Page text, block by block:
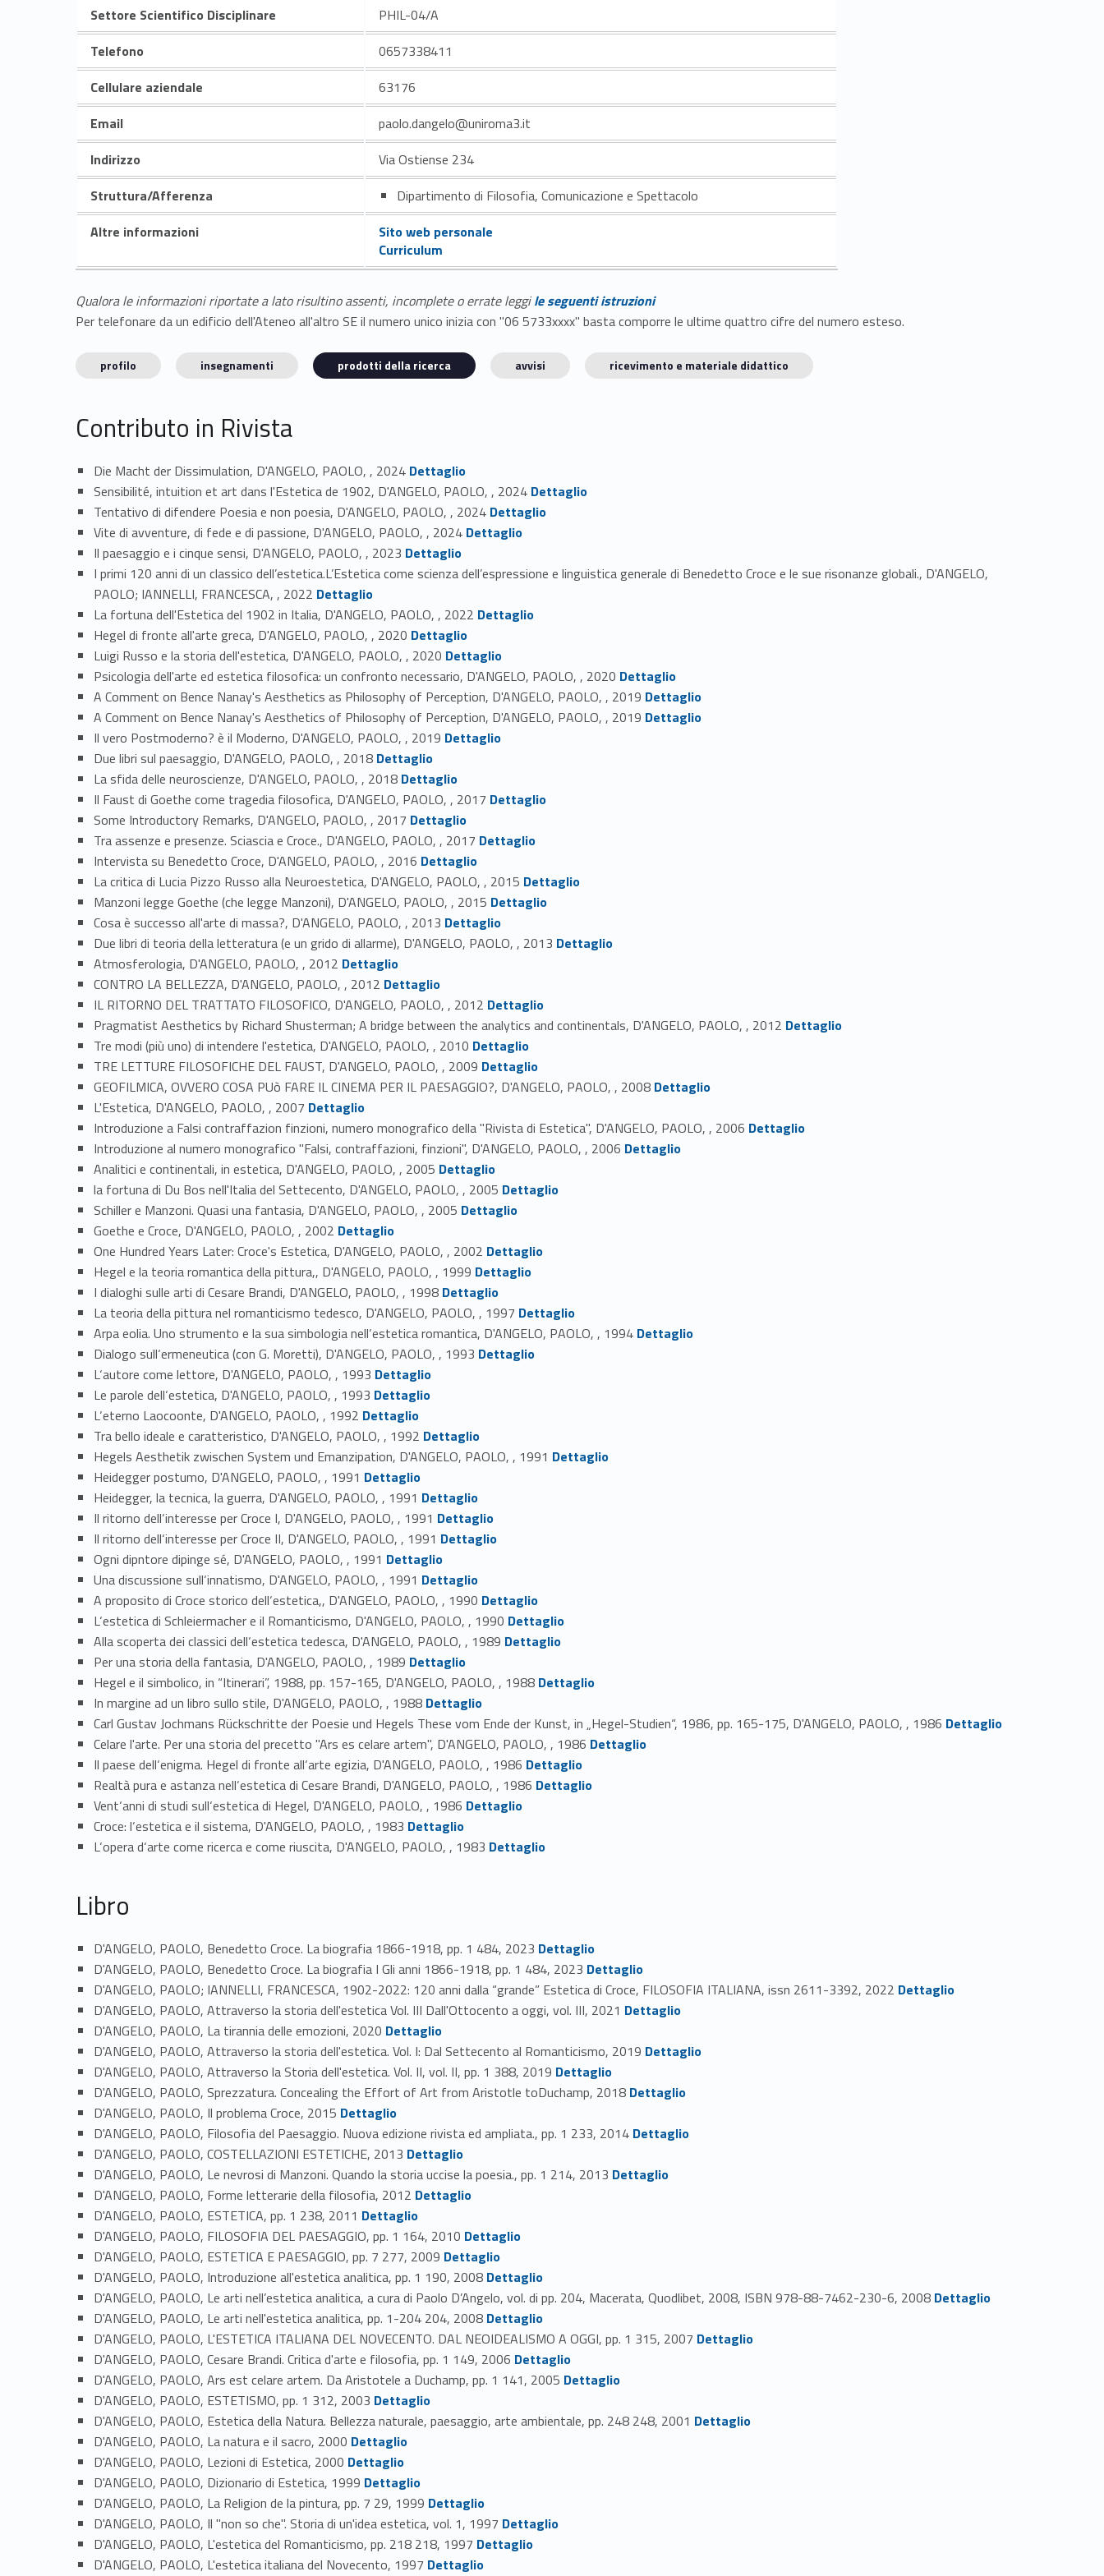
Settore Scientifico Disciplinare
PHIL-04/A
Telefono
0657338411
Cellulare aziendale
63176
Email
paolo.dangelo@uniroma3.it
Indirizzo
Via Ostiense 234
Struttura/Afferenza
Dipartimento di Filosofia, Comunicazione e Spettacolo
Altre informazioni
Sito web personale
Curriculum
Qualora le informazioni riportate a lato risultino assenti, incomplete o errate leggile seguenti istruzioni
Per telefonare da un edificio dell'Ateneo all'altro SE il numero unico inizia con "06 5733xxxx" basta comporre le ultime quattro cifre del numero esteso.
profilo insegnamenti prodotti della ricerca avvisi ricevimento e materiale didattico
Contributo in Rivista
Die Macht der Dissimulation, D'ANGELO, PAOLO, , 2024 Link identifier #identifier_person_149973-1
Dettaglio
Sensibilité, intuition et art dans l'Estetica de 1902, D'ANGELO, PAOLO, , 2024 Link identifier #identifier_person_10212-2
Dettaglio
Tentativo di difendere Poesia e non poesia, D'ANGELO, PAOLO, , 2024 Link identifier #identifier_person_98124-3
Dettaglio
Vite di avventure, di fede e di passione, D'ANGELO, PAOLO, , 2024 Link identifier #identifier_person_60993-4
Dettaglio
Il paesaggio e i cinque sensi, D'ANGELO, PAOLO, , 2023 Link identifier #identifier_person_113315-5
Dettaglio
I primi 120 anni di un classico dell’estetica.L’Estetica come scienza dell’espressione e linguistica generale di Benedetto Croce e le sue risonanze globali., D'ANGELO,
PAOLO; IANNELLI, FRANCESCA, , 2022 Link identifier #identifier_person_140078-6
Dettaglio
La fortuna dell'Estetica del 1902 in Italia, D'ANGELO, PAOLO, , 2022 Link identifier #identifier_person_90842-7
Dettaglio
Hegel di fronte all'arte greca, D'ANGELO, PAOLO, , 2020 Link identifier #identifier_person_77004-8
Dettaglio
Luigi Russo e la storia dell'estetica, D'ANGELO, PAOLO, , 2020 Link identifier #identifier_person_62319-9
Dettaglio
Psicologia dell'arte ed estetica filosofica: un confronto necessario, D'ANGELO, PAOLO, , 2020 Link identifier #identifier_person_134091-10
Dettaglio
A Comment on Bence Nanay's Aesthetics as Philosophy of Perception, D'ANGELO, PAOLO, , 2019 Link identifier #identifier_person_4498-11
Dettaglio
A Comment on Bence Nanay's Aesthetics of Philosophy of Perception, D'ANGELO, PAOLO, , 2019 Link identifier #identifier_person_106955-12
Dettaglio
Il vero Postmoderno? è il Moderno, D'ANGELO, PAOLO, , 2019 Link identifier #identifier_person_118829-13
Dettaglio
Due libri sul paesaggio, D'ANGELO, PAOLO, , 2018 Link identifier #identifier_person_153239-14
Dettaglio
La sfida delle neuroscienze, D'ANGELO, PAOLO, , 2018 Link identifier #identifier_person_88860-15
Dettaglio
Il Faust di Goethe come tragedia filosofica, D'ANGELO, PAOLO, , 2017 Link identifier #identifier_person_161731-16
Dettaglio
Some Introductory Remarks, D'ANGELO, PAOLO, , 2017 Link identifier #identifier_person_103016-17
Dettaglio
Tra assenze e presenze. Sciascia e Croce., D'ANGELO, PAOLO, , 2017 Link identifier #identifier_person_192160-18
Dettaglio
Intervista su Benedetto Croce, D'ANGELO, PAOLO, , 2016 Link identifier #identifier_person_23474-19
Dettaglio
La critica di Lucia Pizzo Russo alla Neuroestetica, D'ANGELO, PAOLO, , 2015 Link identifier #identifier_person_198697-20
Dettaglio
Manzoni legge Goethe (che legge Manzoni), D'ANGELO, PAOLO, , 2015 Link identifier #identifier_person_49822-21
Dettaglio
Cosa è successo all'arte di massa?, D'ANGELO, PAOLO, , 2013 Link identifier #identifier_person_28447-22
Dettaglio
Due libri di teoria della letteratura (e un grido di allarme), D'ANGELO, PAOLO, , 2013 Link identifier #identifier_person_114942-23
Dettaglio
Atmosferologia, D'ANGELO, PAOLO, , 2012 Link identifier #identifier_person_199772-24
Dettaglio
CONTRO LA BELLEZZA, D'ANGELO, PAOLO, , 2012Link identifier #identifier_person_129952-25Dettaglio
IL RITORNO DEL TRATTATO FILOSOFICO, D'ANGELO, PAOLO, , 2012 Link identifier #identifier_person_65888-26
Dettaglio
Pragmatist Aesthetics by Richard Shusterman; A bridge between the analytics and continentals, D'ANGELO, PAOLO, , 2012 Link identifier #identifier_person_96609-27
Dettaglio
Tre modi (più uno) di intendere l'estetica, D'ANGELO, PAOLO, , 2010 Link identifier #identifier_person_6894-28
Dettaglio
TRE LETTURE FILOSOFICHE DEL FAUST, D'ANGELO, PAOLO, , 2009 Link identifier #identifier_person_39384-29
Dettaglio
GEOFILMICA, OVVERO COSA PUò FARE IL CINEMA PER IL PAESAGGIO?, D'ANGELO, PAOLO, , 2008 Link identifier #identifier_person_149757-30
Dettaglio
L'Estetica, D'ANGELO, PAOLO, , 2007 Link identifier #identifier_person_100899-31
Dettaglio
Introduzione a Falsi contraffazion finzioni, numero monografico della "Rivista di Estetica", D'ANGELO, PAOLO, , 2006 Link identifier #identifier_person_51211-32
Dettaglio
Introduzione al numero monografico "Falsi, contraffazioni, finzioni", D'ANGELO, PAOLO, , 2006 Link identifier #identifier_person_191969-33
Dettaglio
Analitici e continentali, in estetica, D'ANGELO, PAOLO, , 2005 Link identifier #identifier_person_65596-34
Dettaglio
la fortuna di Du Bos nell'Italia del Settecento, D'ANGELO, PAOLO, , 2005 Link identifier #identifier_person_109423-35
Dettaglio
Schiller e Manzoni. Quasi una fantasia, D'ANGELO, PAOLO, , 2005 Link identifier #identifier_person_151248-36
Dettaglio
Goethe e Croce, D'ANGELO, PAOLO, , 2002 Link identifier #identifier_person_83881-37
Dettaglio
One Hundred Years Later: Croce's Estetica, D'ANGELO, PAOLO, , 2002 Link identifier #identifier_person_37653-38
Dettaglio
Hegel e la teoria romantica della pittura,, D'ANGELO, PAOLO, , 1999 Link identifier #identifier_person_145170-39
Dettaglio
I dialoghi sulle arti di Cesare Brandi, D'ANGELO, PAOLO, , 1998 Link identifier #identifier_person_78799-40
Dettaglio
La teoria della pittura nel romanticismo tedesco, D'ANGELO, PAOLO, , 1997 Link identifier #identifier_person_193891-41
Dettaglio
Arpa eolia. Uno strumento e la sua simbologia nell‘estetica romantica, D'ANGELO, PAOLO, , 1994 Link identifier #identifier_person_70467-42
Dettaglio
Dialogo sull‘ermeneutica (con G. Moretti), D'ANGELO, PAOLO, , 1993Link identifier #identifier_person_53205-43
Dettaglio
L‘autore come lettore, D'ANGELO, PAOLO, , 1993 Link identifier #identifier_person_42741-44
Dettaglio
Le parole dell‘estetica, D'ANGELO, PAOLO, , 1993 Link identifier #identifier_person_182071-45
Dettaglio
L‘eterno Laocoonte, D'ANGELO, PAOLO, , 1992 Link identifier #identifier_person_16384-46
Dettaglio
Tra bello ideale e caratteristico, D'ANGELO, PAOLO, , 1992 Link identifier #identifier_person_67941-47
Dettaglio
Hegels Aesthetik zwischen System und Emanzipation, D'ANGELO, PAOLO, , 1991 Link identifier #identifier_person_63652-48
Dettaglio
Heidegger postumo, D'ANGELO, PAOLO, , 1991 Link identifier #identifier_person_194426-49
Dettaglio
Heidegger, la tecnica, la guerra, D'ANGELO, PAOLO, , 1991 Link identifier #identifier_person_45635-50
Dettaglio
Il ritorno dell‘interesse per Croce I, D'ANGELO, PAOLO, , 1991 Link identifier #identifier_person_84708-51
Dettaglio
Il ritorno dell‘interesse per Croce II, D'ANGELO, PAOLO, , 1991 Link identifier #identifier_person_144410-52
Dettaglio
Ogni dipntore dipinge sé, D'ANGELO, PAOLO, , 1991 Link identifier #identifier_person_63006-53
Dettaglio
Una discussione sull‘innatismo, D'ANGELO, PAOLO, , 1991 Link identifier #identifier_person_155065-54
Dettaglio
A proposito di Croce storico dell‘estetica,, D'ANGELO, PAOLO, , 1990 Link identifier #identifier_person_83834-55
Dettaglio
L‘estetica di Schleiermacher e il Romanticismo, D'ANGELO, PAOLO, , 1990 Link identifier #identifier_person_55348-56
Dettaglio
Alla scoperta dei classici dell‘estetica tedesca, D'ANGELO, PAOLO, , 1989 Link identifier #identifier_person_178017-57
Dettaglio
Per una storia della fantasia, D'ANGELO, PAOLO, , 1989 Link identifier #identifier_person_117421-58
Dettaglio
Hegel e il simbolico, in “Itinerari”, 1988, pp. 157-165, D'ANGELO, PAOLO, , 1988 Link identifier #identifier_person_130772-59
Dettaglio
In margine ad un libro sullo stile, D'ANGELO, PAOLO, , 1988 Link identifier #identifier_person_195416-60
Dettaglio
Carl Gustav Jochmans Rückschritte der Poesie und Hegels These vom Ende der Kunst, in „Hegel-Studien“, 1986, pp. 165-175, D'ANGELO, PAOLO, , 1986 Link identifier #identifier_person_33988-61
Dettaglio
Celare l'arte. Per una storia del precetto "Ars es celare artem", D'ANGELO, PAOLO, , 1986Link identifier #identifier_person_162654-62Dettaglio
Il paese dell‘enigma. Hegel di fronte all‘arte egizia, D'ANGELO, PAOLO, , 1986 Link identifier #identifier_person_15674-63
Dettaglio
Realtà pura e astanza nell‘estetica di Cesare Brandi, D'ANGELO, PAOLO, , 1986 Link identifier #identifier_person_45519-64
Dettaglio
Vent‘anni di studi sull‘estetica di Hegel, D'ANGELO, PAOLO, , 1986 Link identifier #identifier_person_167486-65
Dettaglio
Croce: l‘estetica e il sistema, D'ANGELO, PAOLO, , 1983 Link identifier #identifier_person_103431-66
Dettaglio
L‘opera d‘arte come ricerca e come riuscita, D'ANGELO, PAOLO, , 1983 Link identifier #identifier_person_70745-67
Dettaglio
Libro
D'ANGELO, PAOLO, Benedetto Croce. La biografia 1866-1918, pp. 1 484, 2023 Link identifier #identifier_person_83466-68
Dettaglio
D'ANGELO, PAOLO, Benedetto Croce. La biografia I Gli anni 1866-1918, pp. 1 484, 2023 Link identifier #identifier_person_169130-69
Dettaglio
D'ANGELO, PAOLO; IANNELLI, FRANCESCA, 1902-2022: 120 anni dalla “grande” Estetica di Croce, FILOSOFIA ITALIANA, issn 2611-3392, 2022 Link identifier #identifier_person_27841-70
Dettaglio
D'ANGELO, PAOLO, Attraverso la storia dell'estetica Vol. III Dall'Ottocento a oggi, vol. III, 2021 Link identifier #identifier_person_141360-71
Dettaglio
D'ANGELO, PAOLO, La tirannia delle emozioni, 2020 Link identifier #identifier_person_94145-72
Dettaglio
D'ANGELO, PAOLO, Attraverso la storia dell'estetica. Vol. I: Dal Settecento al Romanticismo, 2019 Link identifier #identifier_person_6450-73
Dettaglio
D'ANGELO, PAOLO, Attraverso la Storia dell'estetica. Vol. II, vol. II, pp. 1 388, 2019 Link identifier #identifier_person_178-74
Dettaglio
D'ANGELO, PAOLO, Sprezzatura. Concealing the Effort of Art from Aristotle toDuchamp, 2018 Link identifier #identifier_person_169339-75
Dettaglio
D'ANGELO, PAOLO, Il problema Croce, 2015 Link identifier #identifier_person_31793-76
Dettaglio
D'ANGELO, PAOLO, Filosofia del Paesaggio. Nuova edizione rivista ed ampliata., pp. 1 233, 2014 Link identifier #identifier_person_135052-77
Dettaglio
D'ANGELO, PAOLO, COSTELLAZIONI ESTETICHE, 2013 Link identifier #identifier_person_4847-78
Dettaglio
D'ANGELO, PAOLO, Le nevrosi di Manzoni. Quando la storia uccise la poesia., pp. 1 214, 2013 Link identifier #identifier_person_83403-79
Dettaglio
D'ANGELO, PAOLO, Forme letterarie della filosofia, 2012 Link identifier #identifier_person_67159-80
Dettaglio
D'ANGELO, PAOLO, ESTETICA, pp. 1 238, 2011 Link identifier #identifier_person_16884-81
Dettaglio
D'ANGELO, PAOLO, FILOSOFIA DEL PAESAGGIO, pp. 1 164, 2010 Link identifier #identifier_person_10139-82
Dettaglio
D'ANGELO, PAOLO, ESTETICA E PAESAGGIO, pp. 7 277, 2009 Link identifier #identifier_person_32810-83
Dettaglio
D'ANGELO, PAOLO, Introduzione all'estetica analitica, pp. 1 190, 2008 Link identifier #identifier_person_129549-84
Dettaglio
D'ANGELO, PAOLO, Le arti nell’estetica analitica, a cura di Paolo D’Angelo, vol. di pp. 204, Macerata, Quodlibet, 2008, ISBN 978-88-7462-230-6, 2008 Link identifier #identifier_person_72287-85
Dettaglio
D'ANGELO, PAOLO, Le arti nell'estetica analitica, pp. 1-204 204, 2008 Link identifier #identifier_person_22826-86
Dettaglio
D'ANGELO, PAOLO, L'ESTETICA ITALIANA DEL NOVECENTO. DAL NEOIDEALISMO A OGGI, pp. 1 315, 2007 Link identifier #identifier_person_1692-87
Dettaglio
D'ANGELO, PAOLO, Cesare Brandi. Critica d'arte e filosofia, pp. 1 149, 2006 Link identifier #identifier_person_157731-88
Dettaglio
D'ANGELO, PAOLO, Ars est celare artem. Da Aristotele a Duchamp, pp. 1 141, 2005 Link identifier #identifier_person_146903-89
Dettaglio
D'ANGELO, PAOLO, ESTETISMO, pp. 1 312, 2003 Link identifier #identifier_person_158355-90
Dettaglio
D'ANGELO, PAOLO, Estetica della Natura. Bellezza naturale, paesaggio, arte ambientale, pp. 248 248, 2001 Link identifier #identifier_person_140224-91
Dettaglio
D'ANGELO, PAOLO, La natura e il sacro, 2000 Link identifier #identifier_person_35653-92
Dettaglio
D'ANGELO, PAOLO, Lezioni di Estetica, 2000 Link identifier #identifier_person_40854-93
Dettaglio
D'ANGELO, PAOLO, Dizionario di Estetica, 1999 Link identifier #identifier_person_8229-94
Dettaglio
D'ANGELO, PAOLO, La Religion de la pintura, pp. 7 29, 1999 Link identifier #identifier_person_36687-95
Dettaglio
D'ANGELO, PAOLO, Il "non so che". Storia di un'idea estetica, vol. 1, 1997 Link identifier #identifier_person_10710-96
Dettaglio
D'ANGELO, PAOLO, L'estetica del Romanticismo, pp. 218 218, 1997 Link identifier #identifier_person_91776-97
Dettaglio
D'ANGELO, PAOLO, L'estetica italiana del Novecento, 1997 Link identifier #identifier_person_2678-98
Dettaglio